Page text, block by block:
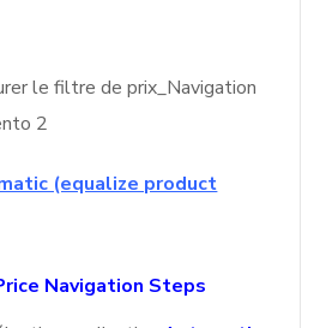
(equalize product
Navigation Steps